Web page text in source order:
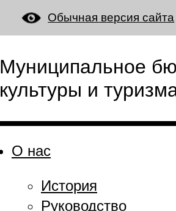
Обычная версия сайта
Муниципальное
культуры и
О нас
История
Руководство